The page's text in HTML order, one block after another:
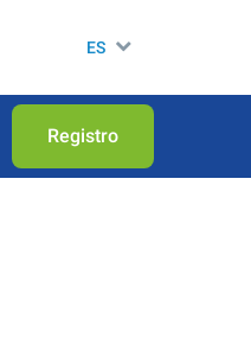
ES
Registro